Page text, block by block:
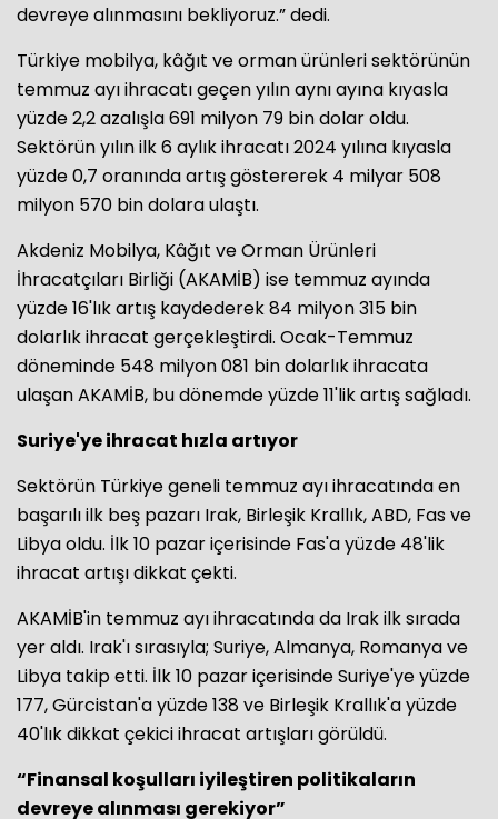
devreye alınmasını bekliyoruz.” dedi.
Türkiye mobilya, kâğıt ve orman ürünleri sektörünün
temmuz ayı ihracatı geçen yılın aynı ayına kıyasla
yüzde 2,2 azalışla 691 milyon 79 bin dolar oldu.
Sektörün yılın ilk 6 aylık ihracatı 2024 yılına kıyasla
yüzde 0,7 oranında artış göstererek 4 milyar 508
milyon 570 bin dolara ulaştı.
Akdeniz Mobilya, Kâğıt ve Orman Ürünleri
İhracatçıları Birliği (AKAMİB) ise temmuz ayında
yüzde 16'lık artış kaydederek 84 milyon 315 bin
dolarlık ihracat gerçekleştirdi. Ocak-Temmuz
döneminde 548 milyon 081 bin dolarlık ihracata
ulaşan AKAMİB, bu dönemde yüzde 11'lik artış sağladı.
Suriye'ye ihracat hızla artıyor
Sektörün Türkiye geneli temmuz ayı ihracatında en
başarılı ilk beş pazarı Irak, Birleşik Krallık, ABD, Fas ve
Libya oldu. İlk 10 pazar içerisinde Fas'a yüzde 48'lik
ihracat artışı dikkat çekti.
AKAMİB'in temmuz ayı ihracatında da Irak ilk sırada
yer aldı. Irak'ı sırasıyla; Suriye, Almanya, Romanya ve
Libya takip etti. İlk 10 pazar içerisinde Suriye'ye yüzde
177, Gürcistan'a yüzde 138 ve Birleşik Krallık'a yüzde
40'lık dikkat çekici ihracat artışları görüldü.
“Finansal koşulları iyileştiren politikaların
devreye alınması gerekiyor”